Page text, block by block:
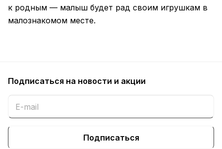
к родным — малыш будет рад своим игрушкам в
малознакомом месте.
Подписаться на новости и акции
Подписаться